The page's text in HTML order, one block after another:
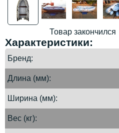
Товар закончился
Характеристики:
Бренд
Длина (мм)
Ширина (мм)
Вес (кг)